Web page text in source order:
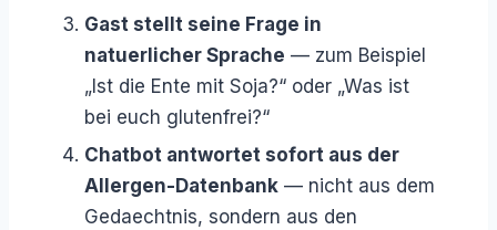
Gast stellt seine Frage in
natuerlicher Sprache — zum Beispiel
„Ist die Ente mit Soja?“ oder „Was ist
bei euch glutenfrei?“
Chatbot antwortet sofort aus der
Allergen-Datenbank — nicht aus dem
Gedaechtnis, sondern aus den